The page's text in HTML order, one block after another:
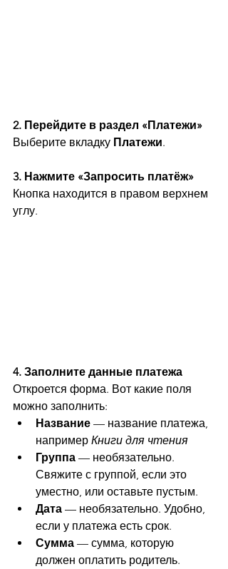
2. Перейдите в раздел «Платежи»
Выберите вкладку Платежи.
3. Нажмите «Запросить платёж»
Кнопка находится в правом верхнем
углу.
4. Заполните данные платежа
Откроется форма. Вот какие поля
можно заполнить:
Название — название платежа,
например Книги для чтения
Группа — необязательно.
Свяжите с группой, если это
уместно, или оставьте пустым.
Дата — необязательно. Удобно,
если у платежа есть срок.
Сумма — сумма, которую
должен оплатить родитель.